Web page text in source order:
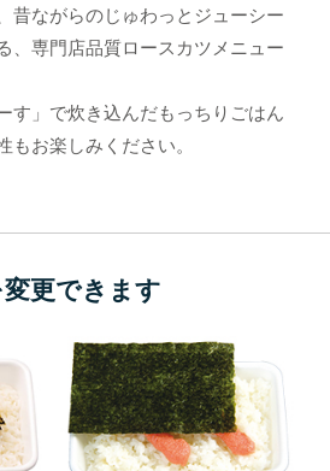
昔ながらのじゅわっとジューシー
、専門店品質ロースカツメニュー
す」で炊き込んだもっちりごはん
もお楽しみください。
更できます